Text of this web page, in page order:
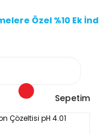
Özel %10 Ek
Sepetim